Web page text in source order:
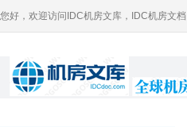
您好，欢迎访问IDC机房文库，IDC机房文